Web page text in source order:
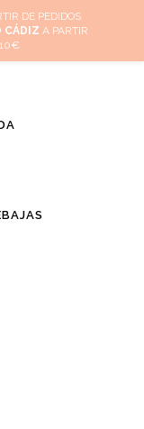
Contacta
DE PEDIDOS
CÁDIZ A PARTIR
10€